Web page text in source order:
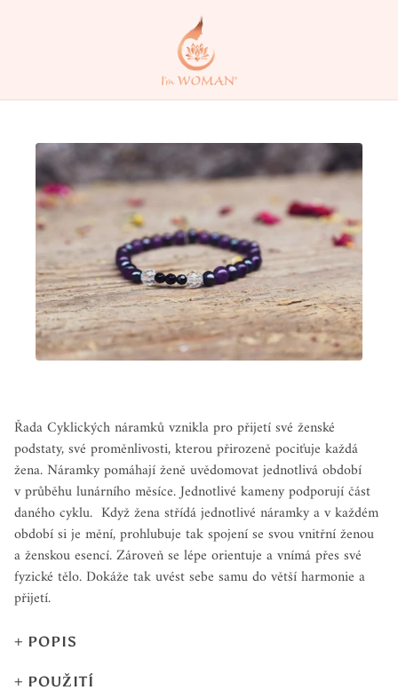
Řada Cyklických náramků vznikla pro přijetí své ženské
podstaty, své proměnlivosti, kterou přirozeně pociťuje každá
žena. Náramky pomáhají ženě uvědomovat jednotlivá období
v průběhu lunárního měsíce. Jednotlivé kameny podporují část
daného cyklu. Když žena střídá jednotlivé náramky a v každém
období si je mění, prohlubuje tak spojení se svou vnitřní ženou
a ženskou esencí. Zároveň se lépe orientuje a vnímá přes své
fyzické tělo. Dokáže tak uvést sebe samu do větší harmonie a
přijetí.
POPIS
Náramek ti pomáhá uvědomit čas sklizně " jak jsi zasela
POUŽITÍ